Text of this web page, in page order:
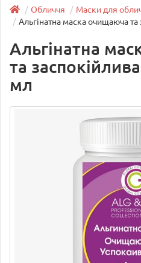
Обличчя Маски для
Альгінатна маска очищаюча
Альгінатна
та
мл